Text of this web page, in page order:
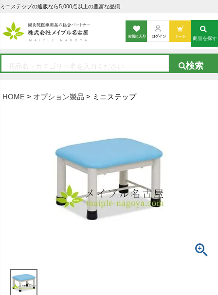
HOME オプション製品 ミニステップ
商品を探す